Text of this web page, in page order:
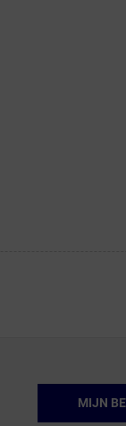
MIJN